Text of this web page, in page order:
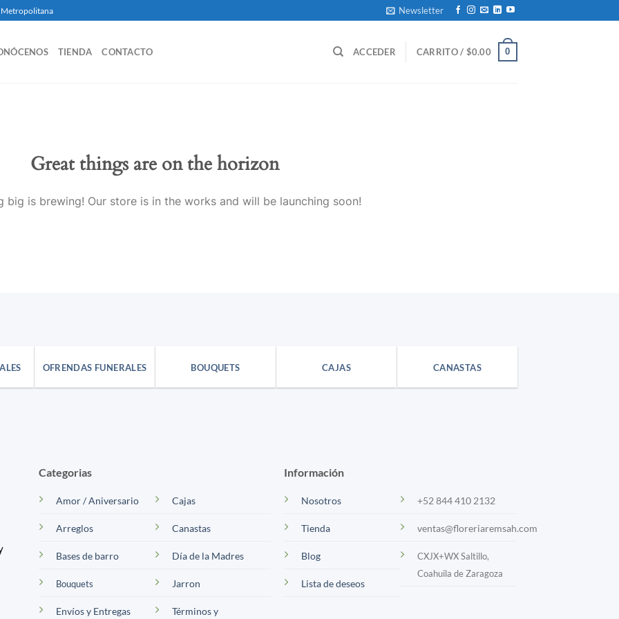
Metropolitana Newsletter
TIENDA CONTACTO ACCEDER CARRITO / $0.00 0
Great things are on the horizon
big is brewing! Our store is in the works and will be launching soon!
OFRENDAS FUNERALES BOUQUETS CAJAS CANASTAS
Categorias
Amor / Aniversario
Arreglos
Bases de barro
Bouquets
Envíos y Entregas
Cajas
Canastas
Día de la Madres
Jarron
Términos y
Información
Nosotros
Tienda
Blog
Lista de deseos
+52 844 410 2132
ventas@floreriaremsah.com
CXJX+WX Saltillo,
Coahuila de Zaragoza